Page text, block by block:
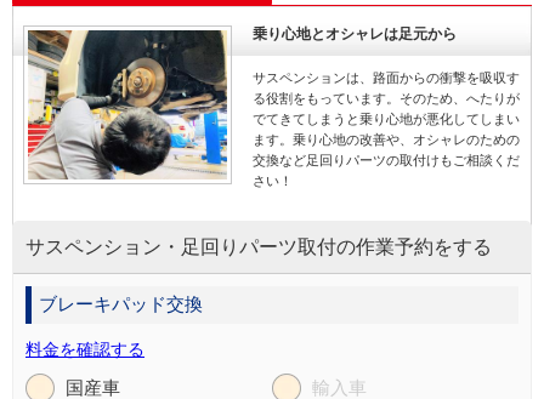
乗り心地とオシャレは足元から
サスペンションは、路面からの衝撃を吸収す
る役割をもっています。そのため、へたりが
でてきてしまうと乗り心地が悪化してしまい
ます。乗り心地の改善や、オシャレのための
交換など足回りパーツの取付けもご相談くだ
さい！
サスペンション・足回りパーツ取付の作業予約をする
ブレーキパッド交換
料金を確認する
国産車 輸入車